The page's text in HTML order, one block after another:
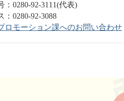
：0280-92-3111(代表)
：0280-92-3088
ロモーション課へのお問い合わせ